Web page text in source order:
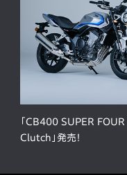
「CB400 SUPER
Clutch」発売！